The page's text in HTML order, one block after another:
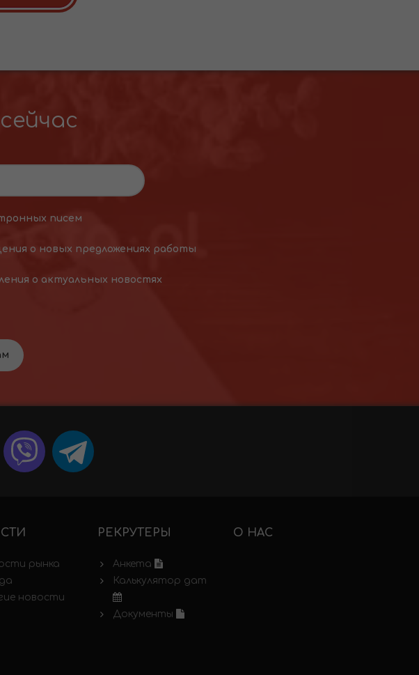
писем
о новых предложениях работы
о актуальных новостях
рынка
новости
РЕКРУТЕРЫ
Анкета
Калькулятор дат
Документы
О НАС